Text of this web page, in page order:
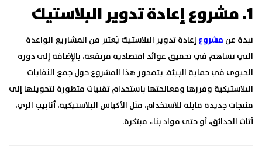
1. مشروع إعادة تدوير البلاستيك
نبذة عن مشروع إعادة تدوير البلاستيك يُعتبر من المشاريع الواعدة
التي تساهم في تحقيق عوائد اقتصادية مرتفعة، بالإضافة إلى دوره
الحيوي في حماية البيئة. يتمحور هذا المشروع حول جمع النفايات
البلاستيكية وفرزها ومعالجتها باستخدام تقنيات متطورة لتحويلها إلى
منتجات جديدة قابلة للاستخدام، مثل الأكياس البلاستيكية، أنابيب الري،
أثاث الحدائق، أو حتى مواد بناء مبتكرة.